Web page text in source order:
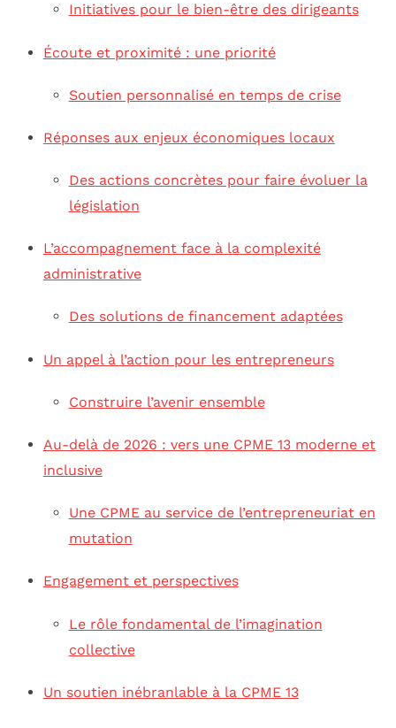
Initiatives pour le bien-être des dirigeants
Écoute et proximité : une priorité
Soutien personnalisé en temps de crise
Réponses aux enjeux économiques locaux
Des actions concrètes pour faire évoluer la
législation
L’accompagnement face à la complexité
administrative
Des solutions de financement adaptées
Un appel à l’action pour les entrepreneurs
Construire l’avenir ensemble
Au-delà de 2026 : vers une CPME 13 moderne et
inclusive
Une CPME au service de l’entrepreneuriat en
mutation
Engagement et perspectives
Le rôle fondamental de l’imagination
collective
Un soutien inébranlable à la CPME 13